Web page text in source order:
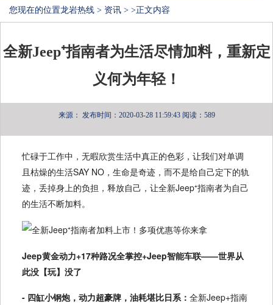
您现在的位置龙岩热线 > 资讯 > >正文内容
全新Jeep⁺指南者为生活尽情加料，重新定
义何为年轻！
来源： 发布时间：2020-03-28 11:59:43 阅读：589
忙碌于工作中，无暇欣赏生活中真正的色彩，让我们对单调
且枯燥的生活SAY NO，生命是奇迹，而不是给自己定下的轨
迹，丢掉身上的负担，释放自己，让全新Jeep⁺指南者为自己
的生活不断加料。
Jeep黄金动力+17种路况全掌控+Jeep智能车联——世界从
此没【玩】没了
- 四缸小钢炮，动力超豪牌，油耗堪比日系： 全新Jeep+指南